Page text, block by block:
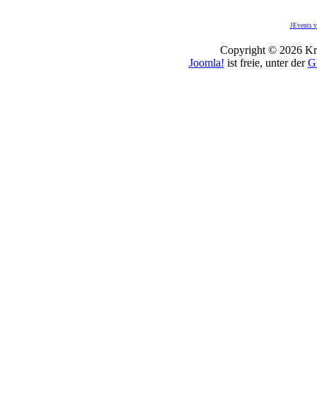
JEvents
Copyright © 2026
Joomla! ist freie, unter der